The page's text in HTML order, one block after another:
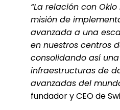
“La relación con
misión de
avanzada a una
en nuestros centros
consolidando así
infraestructuras de
avanzadas del
fundador y CEO de